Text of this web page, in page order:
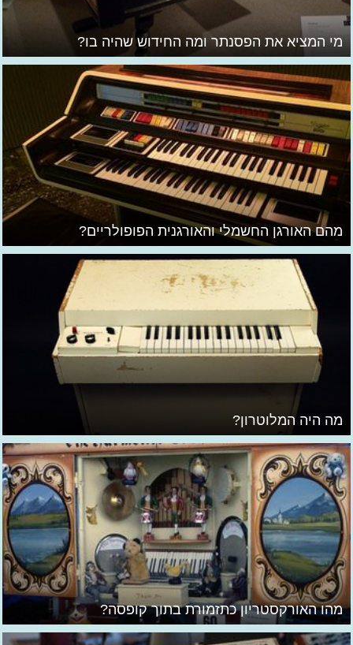
מי המציא את הפסנתר ומה החידוש שהיה בו?
מהם האורגן החשמלי והאורגנית הפופולריים?
מה היה המלוטרון?
מהו האורקסטריון כתזמורת בתוך קופסה?